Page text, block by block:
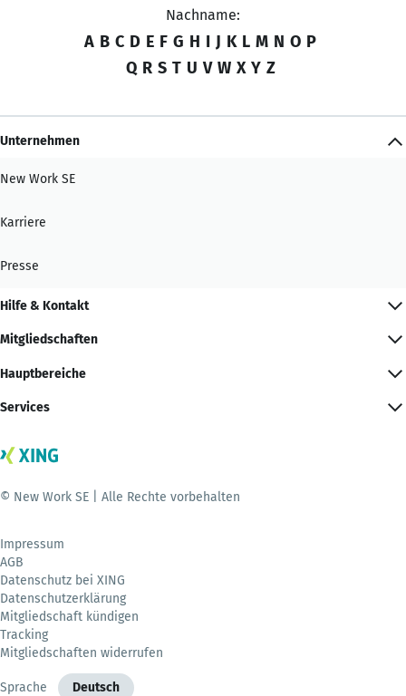
Nachname:
A B C D E F G H I J K L M N O P
Q R S T U V W X Y Z
Unternehmen
New Work SE
Karriere
Presse
Hilfe & Kontakt
Mitgliedschaften
Hauptbereiche
Services
© New Work SE | Alle Rechte vorbehalten
Impressum
AGB
Datenschutz bei XING
Datenschutzerklärung
Mitgliedschaft kündigen
Tracking
Mitgliedschaften widerrufen
Sprache Deutsch